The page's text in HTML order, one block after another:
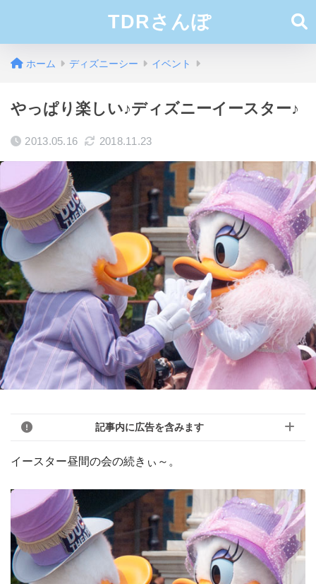
TDRさんぽ
ホーム ディズニーシー イベント
やっぱり楽しい♪ディズニーイースター♪
2013.05.16 2018.11.23
記事内に広告を含みます
イースター昼間の会の続きぃ～。